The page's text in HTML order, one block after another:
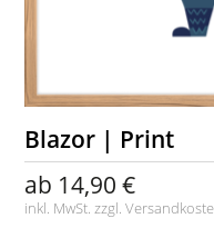
Blazor | Print
ab 14,90 €
inkl. MwSt. zzgl.